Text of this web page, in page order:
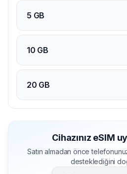
5 GB
10 GB
20 GB
Cihazınız eSIM
Satın almadan önce
desteklediğini